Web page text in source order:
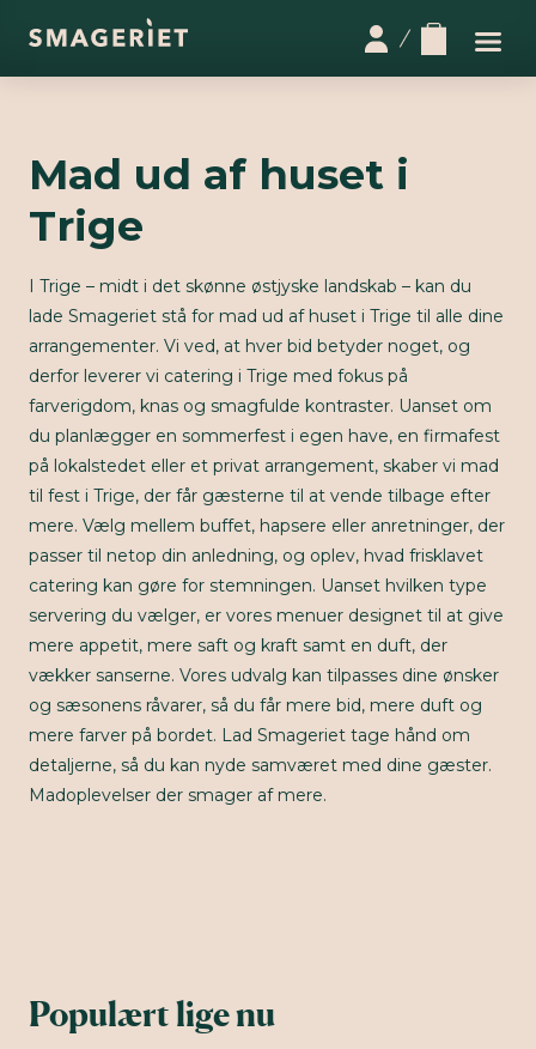
Mad ud af huset i
Trige
I Trige – midt i det skønne østjyske landskab – kan du
lade Smageriet stå for mad ud af huset i Trige til alle dine
arrangementer. Vi ved, at hver bid betyder noget, og
derfor leverer vi catering i Trige med fokus på
farverigdom, knas og smagfulde kontraster. Uanset om
du planlægger en sommerfest i egen have, en firmafest
på lokalstedet eller et privat arrangement, skaber vi mad
til fest i Trige, der får gæsterne til at vende tilbage efter
mere. Vælg mellem buffet, hapsere eller anretninger, der
passer til netop din anledning, og oplev, hvad frisklavet
catering kan gøre for stemningen. Uanset hvilken type
servering du vælger, er vores menuer designet til at give
mere appetit, mere saft og kraft samt en duft, der
vækker sanserne. Vores udvalg kan tilpasses dine ønsker
og sæsonens råvarer, så du får mere bid, mere duft og
mere farver på bordet. Lad Smageriet tage hånd om
detaljerne, så du kan nyde samværet med dine gæster.
Madoplevelser der smager af mere.
Populært lige nu